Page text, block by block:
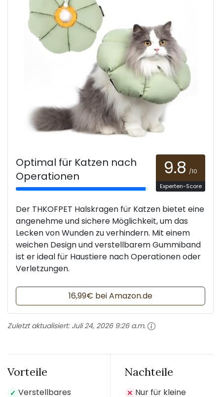
Optimal für Katzen nach
Operationen
9.8 /10
Experten-Score
Der THKOFPET Halskragen für Katzen bietet eine
angenehme und sichere Möglichkeit, um das
Lecken von Wunden zu verhindern. Mit einem
weichen Design und verstellbarem Gummiband
ist er ideal für Haustiere nach Operationen oder
Verletzungen.
16,99€ bei Amazon.de
Zuletzt aktualisiert: Juli 24, 2026 9:26 a.m.
Vorteile
✓ Verstellbares
Nachteile
✕ Nur für kleine